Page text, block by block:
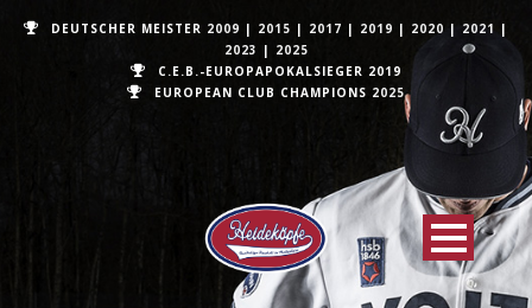
DEUTSCHER MEISTER 2009 | 2015 | 2017 | 2019 | 2020 | 2021 |
2023 | 2025
C.E.B.-EUROPAPOKALSIEGER 2019
EUROPEAN CLUB CHAMPIONS 2025